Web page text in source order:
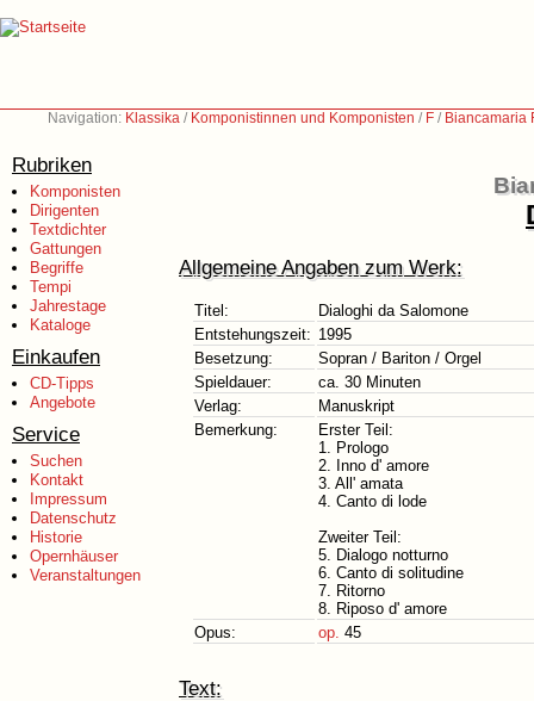
Navigation: Klassika / Komponistinnen und Komponisten / F / Biancamaria
Rubriken
Komponisten
Dirigenten
Textdichter
Gattungen
Begriffe
Tempi
Jahrestage
Kataloge
Einkaufen
CD-Tipps
Angebote
Service
Suchen
Kontakt
Impressum
Datenschutz
Historie
Opernhäuser
Veranstaltungen
Allgemeine Angaben zum Werk:
Titel:
Dialoghi da Salomone
Entstehungszeit: 1995
Besetzung:
Sopran / Bariton / Orgel
Spieldauer:
ca. 30 Minuten
Verlag:
Manuskript
Bemerkung:
Erster Teil:
1. Prologo
2. Inno d' amore
3. All' amata
4. Canto di lode
Zweiter Teil:
5. Dialogo notturno
6. Canto di solitudine
7. Ritorno
8. Riposo d' amore
Opus:
op. 45
Text: